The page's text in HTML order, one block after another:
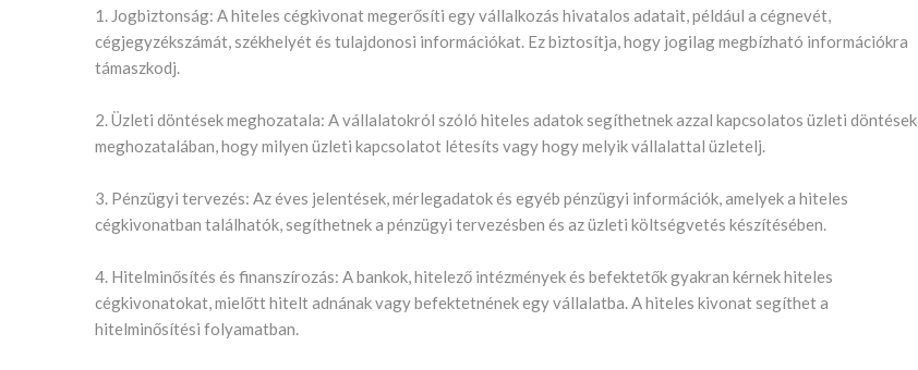
1. Jogbiztonság: A hiteles cégkivonat megerősíti egy vállalkozás hivatalos adatait, például a cégnevét,
cégjegyzékszámát, székhelyét és tulajdonosi információkat. Ez biztosítja, hogy jogilag megbízható információkra
támaszkodj.
2. Üzleti döntések meghozatala: A vállalatokról szóló hiteles adatok segíthetnek azzal kapcsolatos üzleti döntések
meghozatalában, hogy milyen üzleti kapcsolatot létesíts vagy hogy melyik vállalattal üzletelj.
3. Pénzügyi tervezés: Az éves jelentések, mérlegadatok és egyéb pénzügyi információk, amelyek a hiteles
cégkivonatban találhatók, segíthetnek a pénzügyi tervezésben és az üzleti költségvetés készítésében.
4. Hitelminősítés és finanszírozás: A bankok, hitelező intézmények és befektetők gyakran kérnek hiteles
cégkivonatokat, mielőtt hitelt adnának vagy befektetnének egy vállalatba. A hiteles kivonat segíthet a
hitelminősítési folyamatban.